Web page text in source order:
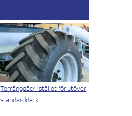
Terrängdäck istället för utöver
standarddäck